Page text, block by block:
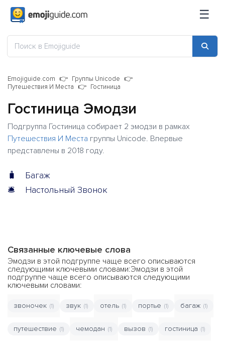
☰
Emojiguide.com
Группы Unicode
Путешествия И Места
Гостиница
Гостиница Эмодзи
Подгруппа Гостиница собирает 2 эмодзи в рамках
Путешествия И Места группы Unicode. Впервые
представлены в 2018 году.
🧳
Багаж
🛎️
Настольный Звонок
Связанные ключевые слова
Эмодзи в этой подгруппе чаще всего описываются
следующими ключевыми словами:Эмодзи в этой
подгруппе чаще всего описываются следующими
ключевыми словами:
звоночек (1) звук (1) отель (1) портье (1) багаж (1)
путешествие (1) чемодан (1) вызов (1) гостиница (1)